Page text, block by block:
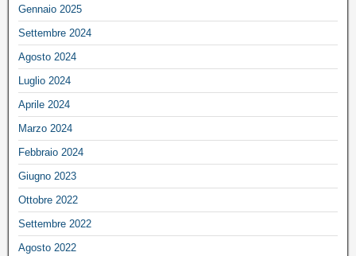
Gennaio 2025
Settembre 2024
Agosto 2024
Luglio 2024
Aprile 2024
Marzo 2024
Febbraio 2024
Giugno 2023
Ottobre 2022
Settembre 2022
Agosto 2022